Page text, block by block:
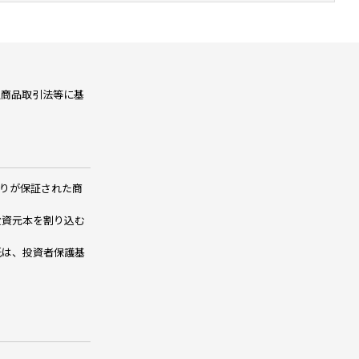
品取引法等に基
が保証された商
元本を割り込む
、投資者保護基